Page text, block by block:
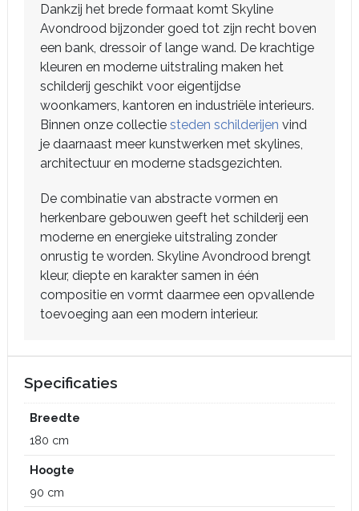
Dankzij het brede formaat komt Skyline
Avondrood bijzonder goed tot zijn recht boven
een bank, dressoir of lange wand. De krachtige
kleuren en moderne uitstraling maken het
schilderij geschikt voor eigentijdse
woonkamers, kantoren en industriële interieurs.
Binnen onze collectie steden schilderijen vind
je daarnaast meer kunstwerken met skylines,
architectuur en moderne stadsgezichten.
De combinatie van abstracte vormen en
herkenbare gebouwen geeft het schilderij een
moderne en energieke uitstraling zonder
onrustig te worden. Skyline Avondrood brengt
kleur, diepte en karakter samen in één
compositie en vormt daarmee een opvallende
toevoeging aan een modern interieur.
Specificaties
Breedte
180 cm
Hoogte
90 cm